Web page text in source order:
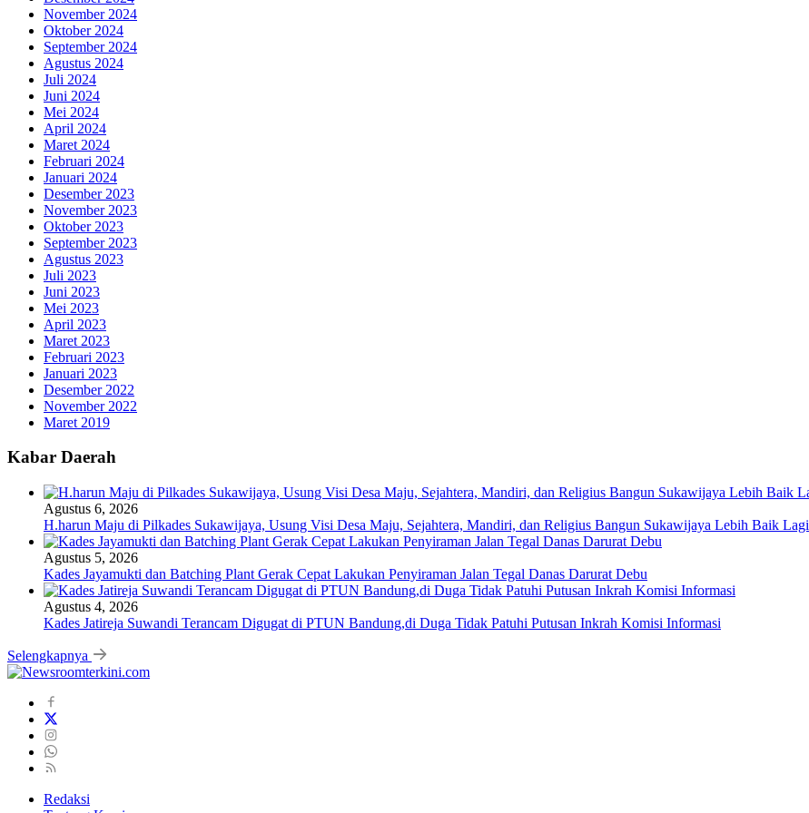
November 2024
Oktober 2024
September 2024
Agustus 2024
Juli 2024
Juni 2024
Mei 2024
April 2024
Maret 2024
Februari 2024
Januari 2024
Desember 2023
November 2023
Oktober 2023
September 2023
Agustus 2023
Juli 2023
Juni 2023
Mei 2023
April 2023
Maret 2023
Februari 2023
Januari 2023
Desember 2022
November 2022
Maret 2019
Kabar Daerah
Agustus 6, 2026
H.harun Maju di Pilkades Sukawijaya, Usung Visi Desa Maju, Sejahtera, Mandiri, dan Religius Bangun Sukawijaya Lebih Baik Lagi
Agustus 5, 2026
Kades Jayamukti dan Batching Plant Gerak Cepat Lakukan Penyiraman Jalan Tegal Danas Darurat Debu
Agustus 4, 2026
Kades Jatireja Suwandi Terancam Digugat di PTUN Bandung,di Duga Tidak Patuhi Putusan Inkrah Komisi Informasi
Selengkapnya
Redaksi